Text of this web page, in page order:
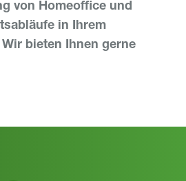
von Homeoffice und
in Ihrem
bieten Ihnen gerne